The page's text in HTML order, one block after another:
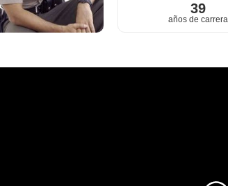
39
años de carrera